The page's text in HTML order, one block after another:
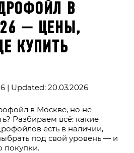
В
— ЦЕНЫ,
КУПИТЬ
| Updated: 20.03.2026
в Москве, но не
Разбираем всё: какие
есть в наличии,
под свой уровень — и
покупки.